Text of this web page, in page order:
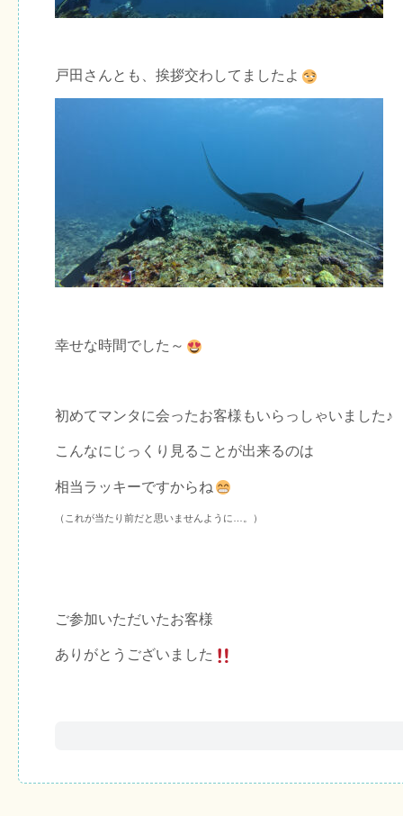
戸田さんとも、挨拶交わしてましたよ
幸せな時間でした～
初めてマンタに会ったお客様もいらっしゃいました♪
こんなにじっくり見ることが出来るのは
相当ラッキーですからね
（これが当たり前だと思いませんように…。）
ご参加いただいたお客様
ありがとうございました